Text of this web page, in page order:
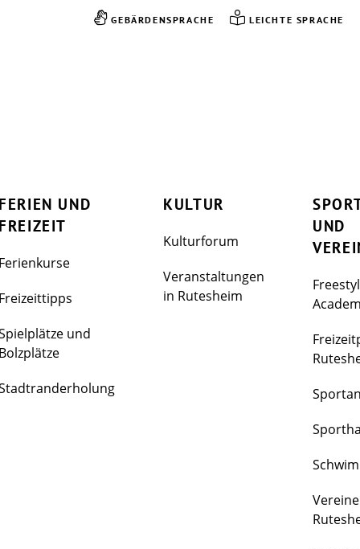
GEBÄRDENSPRACHE LEICHTE SPRACHE
FERIEN UND
FREIZEIT
Ferienkurse
Freizeittipps
und
Bolzplätze
KULTUR
Kulturforum
Veranstaltungen
in Rutesheim
UND